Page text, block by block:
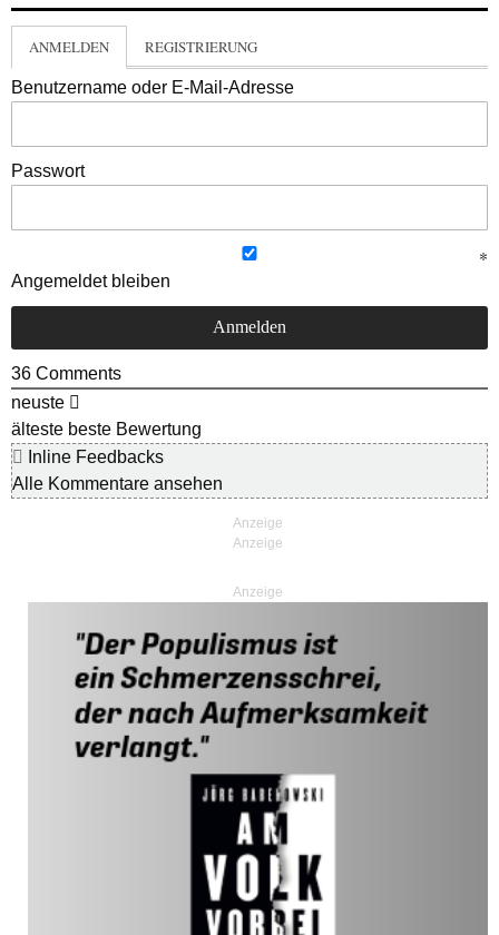
ANMELDEN REGISTRIERUNG
Benutzername oder E-Mail-Adresse
Passwort
Angemeldet bleiben
36 Comments
neuste
älteste beste Bewertung
Inline Feedbacks
Alle Kommentare ansehen
Anzeige